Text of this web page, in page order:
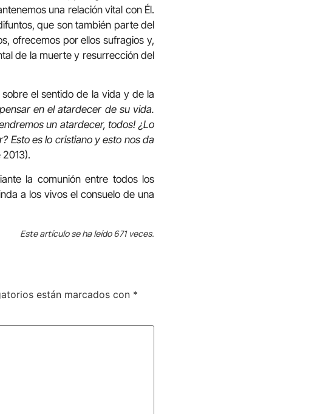
una relación vital con Él.
que son también parte del
ofrecemos por ellos sufragios y,
de la muerte y resurrección del
el sentido de la vida y de la
en el atardecer de su vida.
un atardecer, todos! ¿Lo
Esto es lo cristiano y esto nos da
la comunión entre todos los
a los vivos el consuelo de una
Este artículo se ha leído 671 veces.
están marcados con *